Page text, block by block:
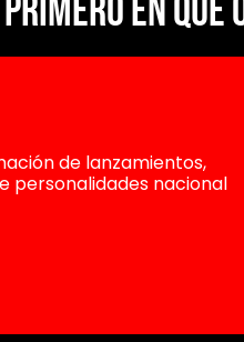
en Que
de lanzamientos,
personalidades nacional